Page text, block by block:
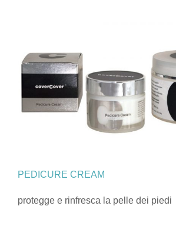
PEDICURE CREAM
protegge e rinfresca la pelle dei piedi